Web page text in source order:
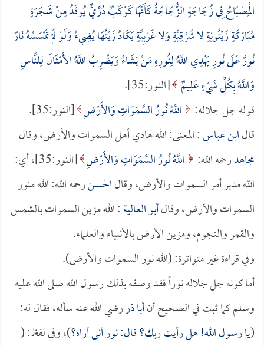
الْمِصْبَاحُ فِي زُجَاجَةٍ الزُّجَاجَةُ كَأَنَّهَا كَوْكَبٌ دُرِّيٌّ يُوقَدُ مِنْ شَجَرَةٍ
مُبَارَكَةٍ زَيْتُونِةٍ لا شَرْقِيَّةٍ وَلا غَرْبِيَّةٍ يَكَادُ زَيْتُهَا يُضِيءُ وَلَوْ لَمْ تَمْسَسْهُ نَارٌ
نُورٌ عَلَى نُورٍ يَهْدِي اللَّهُ لِنُورِهِ مَنْ يَشَاءُ وَيَضْرِبُ اللَّهُ الأَمْثَالَ لِلنَّاسِ
وَاللَّهُ بِكُلِّ شَيْءٍ عَلِيمٌ [النور:35].
قوله جل جلاله:
اللَّهُ نُورُ السَّمَوَاتِ وَالأَرْضِ [النور:35].
قالابن عباس: المعنى: الله هادي أهل السموات والأرض، وقال
مجاهدرحمه الله: اللَّهُ نُورُ السَّمَوَاتِ وَالأَرْضِ
[النور:35]، أي:
الله مدبر أمر السموات والأرض، وقالالحسنرحمه الله: الله منور
السموات والأرض، وقالأبو العالية: الله مزين السموات بالشمس
والقمر والنجوم، ومزين الأرض بالأنبياء والعلماء.
وفي قراءة غير متواترة: (الله نور السموات والأرض).
أما كونه جل جلاله نوراً فقد وصفه بذلك رسول الله صلى الله عليه
وسلم كما ثبت في الصحيح أنأبا ذررضي الله عنه سأله، فقال له:
(يا رسول الله! هل رأيت ربك؟ قال: نور أنى أراه؟)، وفي لفظ: (